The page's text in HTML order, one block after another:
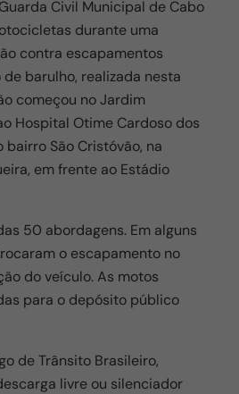
ar
e
Civil Municipal de Cabo
durante uma
contra escapamentos
barulho, realizada nesta
começou no Jardim
Hospital Otime Cardoso dos
bairro São Cristóvão, na
em frente ao Estádio
50 abordagens. Em alguns
o escapamento no
do veículo. As motos
para o depósito público
de Trânsito Brasileiro,
livre ou silenciador